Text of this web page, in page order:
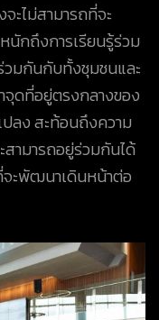
ะไม่สามารถที่จะ
นักถึงการเรียนรู้ร่วม
วมกันกับทั้งชุมชนและ
จุดที่อยู่ตรงกลางของ
ลง สะท้อนถึงความ
ามารถอยู่ร่วมกันได้
ะพัฒนาเดินหน้าต่อ